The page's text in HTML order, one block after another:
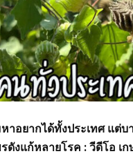
อยากได้ทั้งประเทศ แต่บ
ดังแก้หลายโรค : วีดีโอ เก